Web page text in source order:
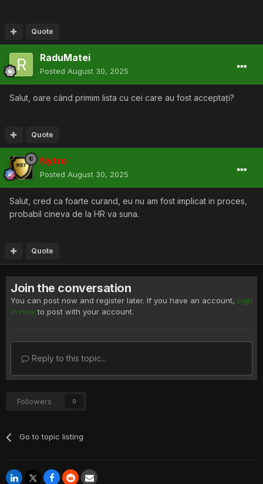
Quote
RaduMatei
Posted August 30, 2025
Salut, oare când primim lista cu cei care au fost acceptați?
Quote
Nytro
Posted August 30, 2025
Salut, cred ca foarte curand, eu nu am fost implicat in proces,
probabil cineva de la HR va suna.
Quote
Join the conversation
You can post now and register later. If you have an account, sign
in now to post with your account.
Reply to this topic...
Followers 0
Go to topic listing